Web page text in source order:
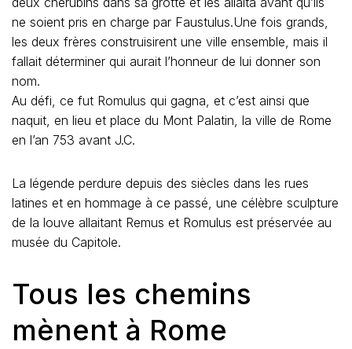
ne soient pris en charge par Faustulus.Une fois grands,
les deux frères construisirent une ville ensemble, mais il
fallait déterminer qui aurait l’honneur de lui donner son
nom.
Au défi, ce fut Romulus qui gagna, et c’est ainsi que
naquit, en lieu et place du Mont Palatin, la ville de Rome
en l’an 753 avant J.C.
La légende perdure depuis des siècles dans les rues
latines et en hommage à ce passé, une célèbre sculpture
de la louve allaitant Remus et Romulus est préservée au
musée du Capitole.
Tous les chemins
mènent à Rome